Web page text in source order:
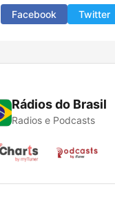
Facebook Twitter
Rádios do Brasil
Radios e Podcasts